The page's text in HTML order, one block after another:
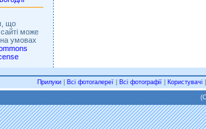
що
може
умовах
Прилуки| Всі фотогалереї| Всі фотографії| Користувачі